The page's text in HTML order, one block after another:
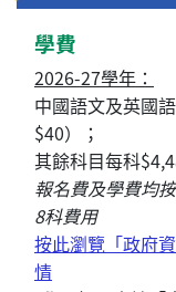
學費
2026-27學年：
中國語文及英國
$40）；
其餘科目每科
報名費及學費均
8科費用
按此瀏覽「政府
情